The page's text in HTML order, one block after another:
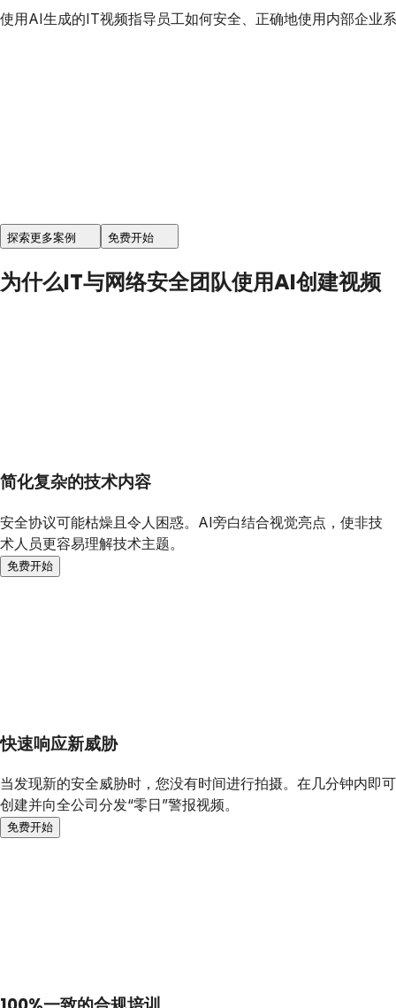
使用AI生成的IT视频指导员工如何安全、正确地使用内部企业
探索更多案例 免费开始
为什么IT与网络安全团队使用AI创建视频
简化复杂的技术内容
安全协议可能枯燥且令人困惑。AI旁白结合视觉亮点，使非技
术人员更容易理解技术主题。
免费开始
快速响应新威胁
当发现新的安全威胁时，您没有时间进行拍摄。在几分钟内即可
创建并向全公司分发“零日”警报视频。
免费开始